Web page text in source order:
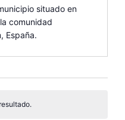
situado en
comunidad
España.